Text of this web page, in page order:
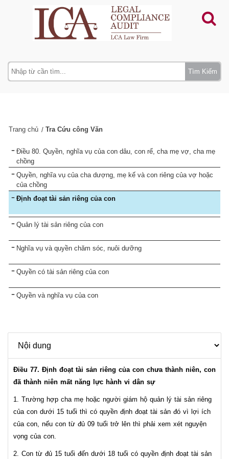
Tìm Kiếm
Trang chủ Tra Cứu công Văn
Điều 80. Quyền, nghĩa vụ của con dâu, con rể, cha mẹ vợ, cha mẹ
chồng
Quyền, nghĩa vụ của cha dượng, mẹ kế và con riêng của vợ hoặc
của chồng
Định đoạt tài sản riêng của con
Quản lý tài sản riêng của con
Nghĩa vụ và quyền chăm sóc, nuôi dưỡng
Quyền có tài sản riêng của con
Quyền và nghĩa vụ của con
Điều 77. Định đoạt tài sản riêng của con chưa thành niên, con
đã thành niên mất năng lực hành vi dân sự
1. Trường hợp cha mẹ hoặc người giám hộ quản lý tài sản riêng
của con dưới 15 tuổi thì có quyền định đoạt tài sản đó vì lợi ích
của con, nếu con từ đủ 09 tuổi trở lên thì phải xem xét nguyện
vọng của con.
2. Con từ đủ 15 tuổi đến dưới 18 tuổi có quyền định đoạt tài sản